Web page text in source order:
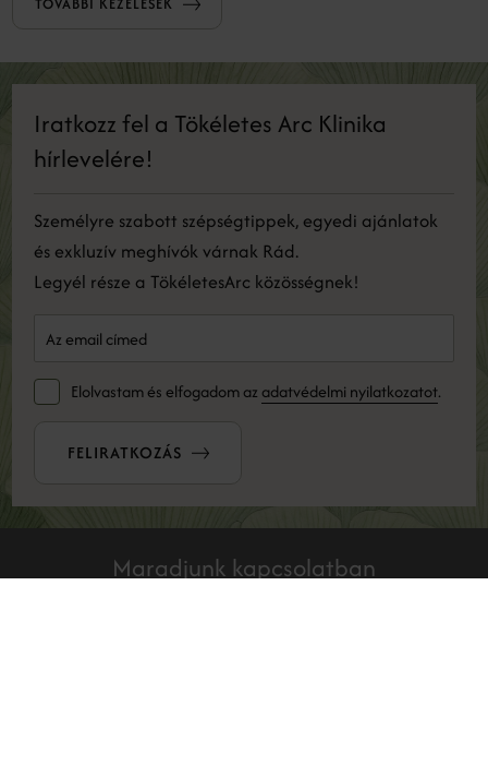
Iratkozz fel a Tökéletes Arc Klinika
hírlevelére!
Személyre szabott szépségtippek, egyedi ajánlatok
és exkluzív meghívók várnak Rád.
Legyél része a TökéletesArc közösségnek!
Elolvastam és elfogadom az adatvédelmi nyilatkozatot.
FELIRATKOZÁS
Maradjunk kapcsolatban